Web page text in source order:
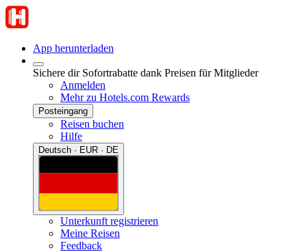
App herunterladen
Sichere dir Sofortrabatte dank Preisen für Mitglieder
Anmelden
Mehr zu Hotels.com Rewards
Posteingang
Reisen buchen
Hilfe
Deutsch · EUR · DE
Unterkunft registrieren
Meine Reisen
Feedback